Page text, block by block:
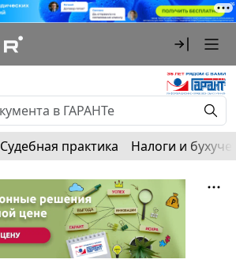
Судебная практика Налоги и